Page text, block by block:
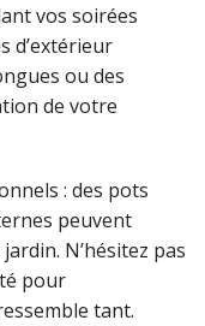
vos soirées
d’extérieur
ou des
de votre
: des pots
peuvent
N’hésitez pas
pour
tant.